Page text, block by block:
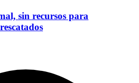
sin recursos para